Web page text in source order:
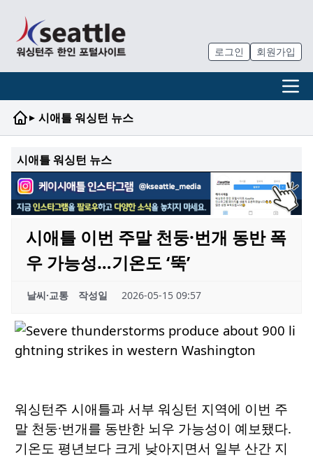
로그인 회원가입
▸ 시애틀 워싱턴 뉴스
시애틀 워싱턴 뉴스
시애틀 이번 주말 천둥·번개 동반 폭
우 가능성…기온도 ‘뚝’
날씨·교통 작성일 2026-05-15 09:57
워싱턴주 시애틀과 서부 워싱턴 지역에 이번 주
말 천둥·번개를 동반한 뇌우 가능성이 예보됐다.
기온도 평년보다 크게 낮아지면서 일부 산간 지